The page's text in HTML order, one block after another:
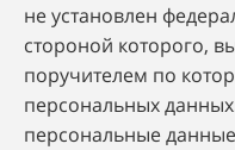
не установлен
стороной которого,
поручителем по
персональных
персональные